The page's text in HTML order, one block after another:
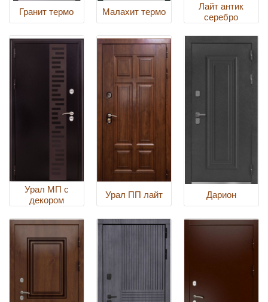
Гранит термо Малахит термо
Лайт антик
серебро
Урал МП с
декором
Урал ПП лайт Дарион